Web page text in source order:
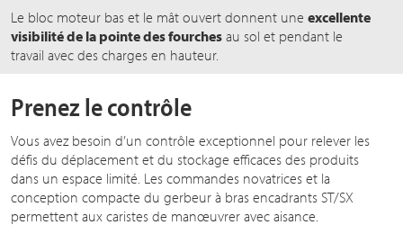
Le bloc moteur bas et le mât ouvert donnent une excellente
visibilité de la pointe des fourches au sol et pendant le
travail avec des charges en hauteur.
Prenez le contrôle
Vous avez besoin d’un contrôle exceptionnel pour relever les
défis du déplacement et du stockage efficaces des produits
dans un espace limité. Les commandes novatrices et la
conception compacte du gerbeur à bras encadrants ST/SX
permettent aux caristes de manœuvrer avec aisance.